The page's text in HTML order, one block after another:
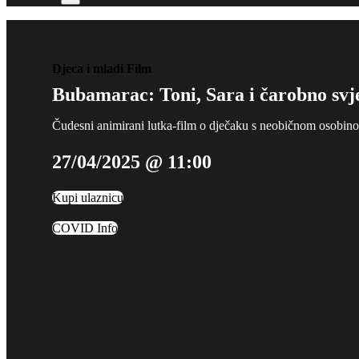
Djeca i mladi Film
Bubamarac: Toni, Sara i čarobno
Čudesni animirani lutka-film o dječaku s neobičnom
27/04/2025 @ 11:00
Kupi ulaznicu
COVID Info